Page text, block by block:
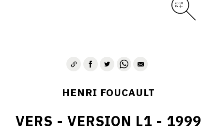
HENRI FOUCAULT
VERS - VERSION L1 - 1999